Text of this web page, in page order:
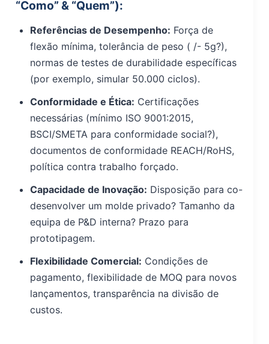
“Como” & “Quem”):
Referências de Desempenho: Força de
flexão mínima, tolerância de peso ( /- 5g?),
normas de testes de durabilidade específicas
(por exemplo, simular 50.000 ciclos).
Conformidade e Ética: Certificações
necessárias (mínimo ISO 9001:2015,
BSCI/SMETA para conformidade social?),
documentos de conformidade REACH/RoHS,
política contra trabalho forçado.
Capacidade de Inovação: Disposição para co-
desenvolver um molde privado? Tamanho da
equipa de P&D interna? Prazo para
prototipagem.
Flexibilidade Comercial: Condições de
pagamento, flexibilidade de MOQ para novos
lançamentos, transparência na divisão de
custos.